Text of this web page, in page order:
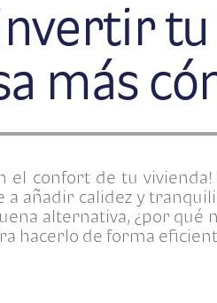
tu
más
el confort de tu
a añadir calidez y
alternativa, ¿por qué
hacerlo de forma